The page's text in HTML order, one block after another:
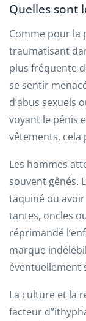
Quelles sont
Comme pour la
traumatisant
plus fréquente
se sentir
d’abus sexuels
voyant le pénis
vêtements, cela
Les hommes
souvent gênés.
taquiné ou
tantes, oncles
réprimandé
marque
éventuellement
La culture et la
facteur